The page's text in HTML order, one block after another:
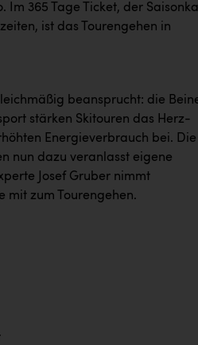
Im 365 Tage Ticket, der
ist das Tourengehen in
beansprucht: die
stärken Skitouren das Herz-
Energieverbrauch bei. Die
nun dazu veranlasst eigene
Josef Gruber nimmt
mit zum Tourengehen.